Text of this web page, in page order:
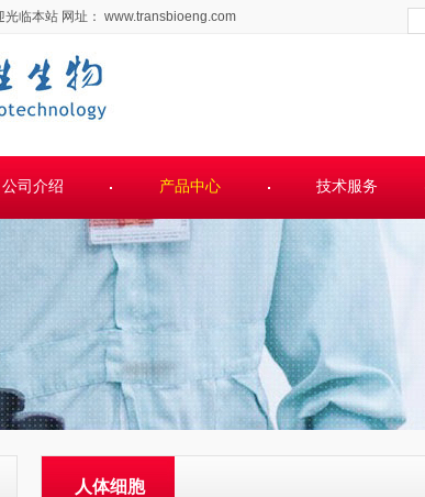
光临本站 网址： www.transbioeng.com
公司介绍 产品中心 技术服务
人体细胞